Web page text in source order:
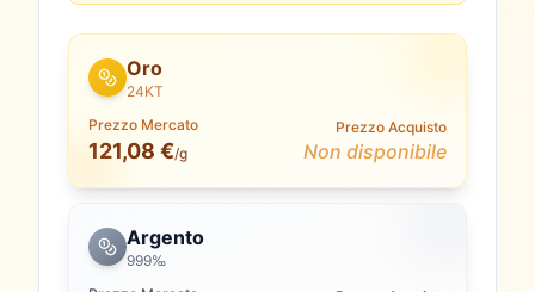
Oro
24KT
Prezzo Mercato
121,08 €/g
Prezzo Acquisto
Non disponibile
Argento
999‰